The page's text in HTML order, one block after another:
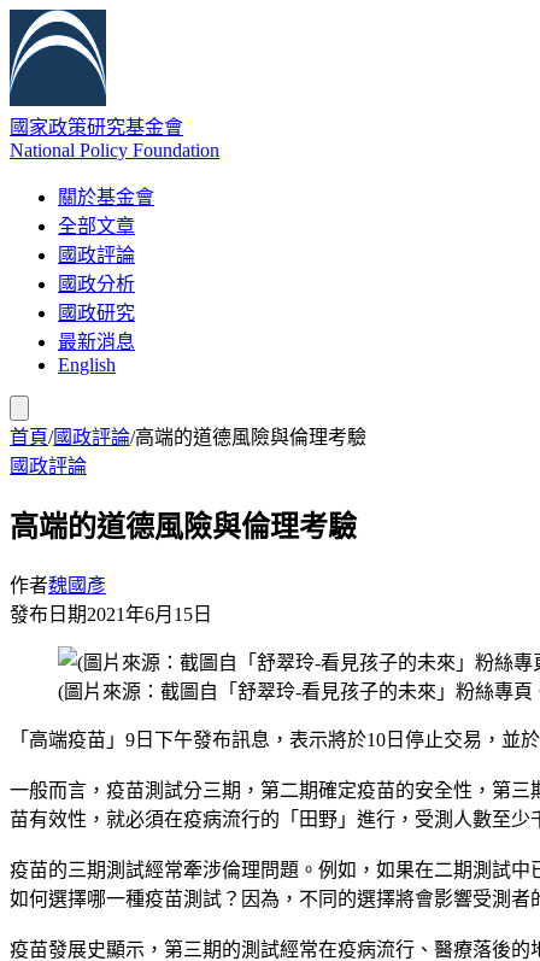
國家政策研究基金會
National Policy Foundation
關於基金會
全部文章
國政評論
國政分析
國政研究
最新消息
English
首頁/國政評論/高端的道德風險與倫理考驗
國政評論
高端的道德風險與倫理考驗
作者魏國彥
發布日期2021年6月15日
(圖片來源：截圖自「舒翠玲-看見孩子的未來」粉絲專頁
「高端疫苗」9日下午發布訊息，表示將於10日停止交易，
一般而言，疫苗測試分三期，第二期確定疫苗的安全性，第
苗有效性，就必須在疫病流行的「田野」進行，受測人數至
疫苗的三期測試經常牽涉倫理問題。例如，如果在二期測試
如何選擇哪一種疫苗測試？因為，不同的選擇將會影響受測者
疫苗發展史顯示，第三期的測試經常在疫病流行、醫療落後